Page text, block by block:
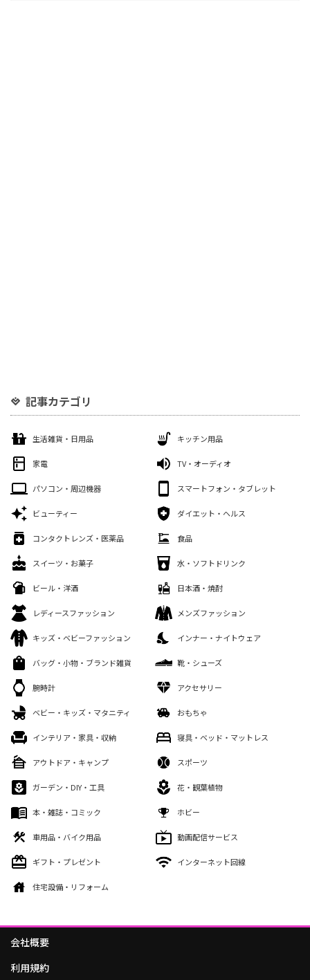
記事カテゴリ
生活雑貨・日用品 キッチン用品
家電 TV・オーディオ
パソコン・周辺機器 スマートフォン・タブレット
ビューティー ダイエット・ヘルス
コンタクトレンズ・医薬品 食品
スイーツ・お菓子 水・ソフトドリンク
ビール・洋酒 日本酒・焼酎
レディースファッション メンズファッション
キッズ・ベビーファッション インナー・ナイトウェア
バッグ・小物・ブランド雑貨 靴・シューズ
腕時計 アクセサリー
ベビー・キッズ・マタニティ おもちゃ
インテリア・家具・収納 寝具・ベッド・マットレス
アウトドア・キャンプ スポーツ
ガーデン・DIY・工具 花・観葉植物
本・雑誌・コミック ホビー
車用品・バイク用品 動画配信サービス
ギフト・プレゼント インターネット回線
住宅設備・リフォーム
会社概要
利用規約